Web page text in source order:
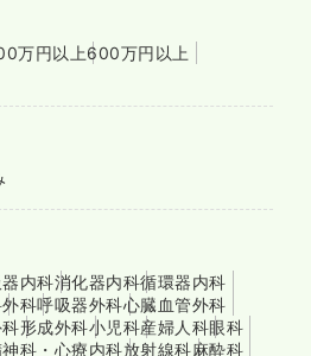
万円以上600万円以上
内科消化器内科循環器内科
外科呼吸器外科心臓血管外科
形成外科小児科産婦人科眼科
科・心療内科放射線科麻酔科